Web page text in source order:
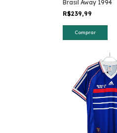
Brasil Away 1994
R$239,99
Comprar